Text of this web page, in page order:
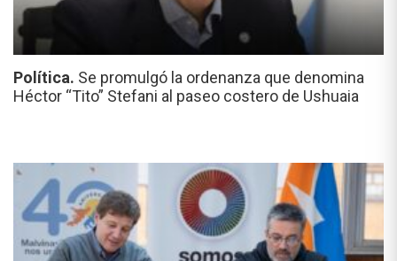
Política. Se promulgó la ordenanza que denomina
Héctor “Tito” Stefani al paseo costero de Ushuaia